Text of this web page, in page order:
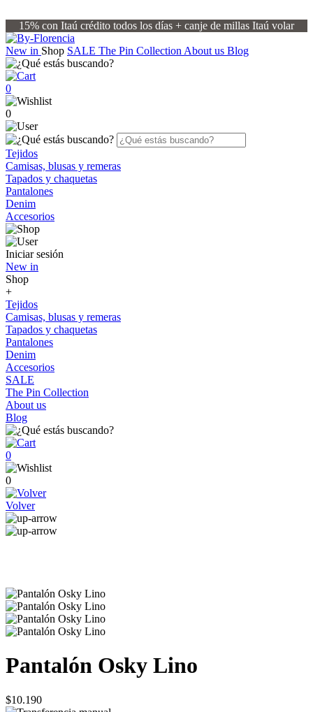
15% con Itaú crédito todos los días + canje de millas Itaú volar
New in Shop SALE The Pin Collection About us Blog
0
0
Tejidos
Camisas, blusas y remeras
Tapados y chaquetas
Pantalones
Denim
Accesorios
Iniciar sesión
New in
Shop
+
Tejidos
Camisas, blusas y remeras
Tapados y chaquetas
Pantalones
Denim
Accesorios
SALE
The Pin Collection
About us
Blog
0
0
Volver
Pantalón Osky Lino
$10.190